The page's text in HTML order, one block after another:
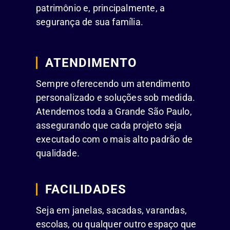
patrimônio e, principalmente, a
segurança de sua família.
ATENDIMENTO
Sempre oferecendo um atendimento
personalizado e soluções sob medida.
Atendemos toda a Grande São Paulo,
assegurando que cada projeto seja
executado com o mais alto padrão de
qualidade.
FACILIDADES
Seja em janelas, sacadas, varandas,
escolas, ou qualquer outro espaço que